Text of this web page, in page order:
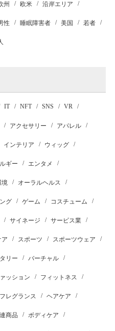
州 欧米 沿岸エリア
性 睡眠障害者 美国 若者
IT NFT SNS VR
アクセサリー アパレル
インテリア ウィッグ
ギー エンタメ
境 オーラルヘルス
グ ゲーム コスチューム
サイネージ サービス業
ア スポーツ スポーツウェア
リー バーチャル
ッション フィットネス
フレグランス ヘアケア
商品 ボディケア